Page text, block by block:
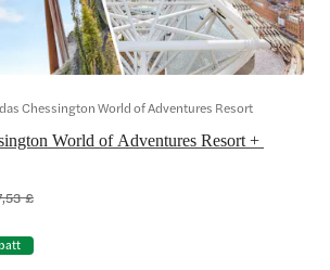
World of Adventures Resort +
Chessington World of Adventures Resort
£